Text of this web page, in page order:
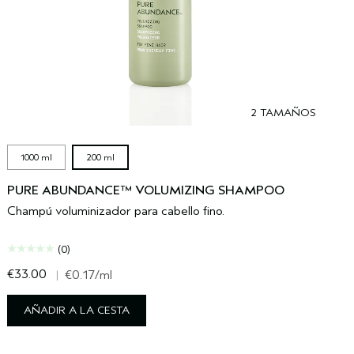
2 TAMAÑOS
1000 ml 200 ml
PURE ABUNDANCE™ VOLUMIZING SHAMPOO
Champú voluminizador para cabello fino.
(0)
€33.00 | €0.17/ml
AÑADIR A LA CESTA